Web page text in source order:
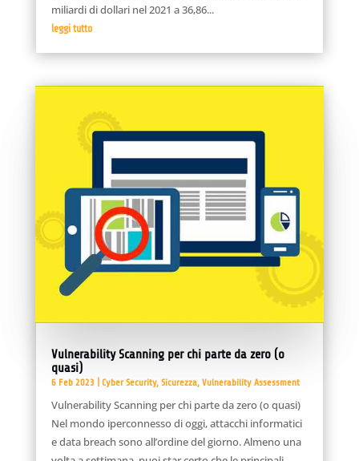
miliardi di dollari nel 2021 a 36,86...
leggi tutto
Vulnerability Scanning per chi parte da zero (o
quasi)
6 Feb 2023 Cyber Security, Sicurezza, Vulnerability Assessment
Vulnerability Scanning per chi parte da zero (o quasi)
Nel mondo iperconnesso di oggi, attacchi informatici
e data breach sono all’ordine del giorno. Almeno una